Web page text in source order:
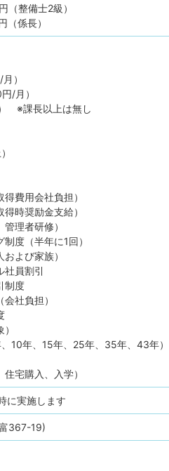
整備士2級）
係長）
）
/月）
※課長以上は無し
費用会社負担）
時奨励金支給）
理者研修）
度（半年に1回）
よび家族）
社員割引
制度
社負担）
10年、15年、25年、35年、43年）
宅購入、入学）
に実施します
367-19)